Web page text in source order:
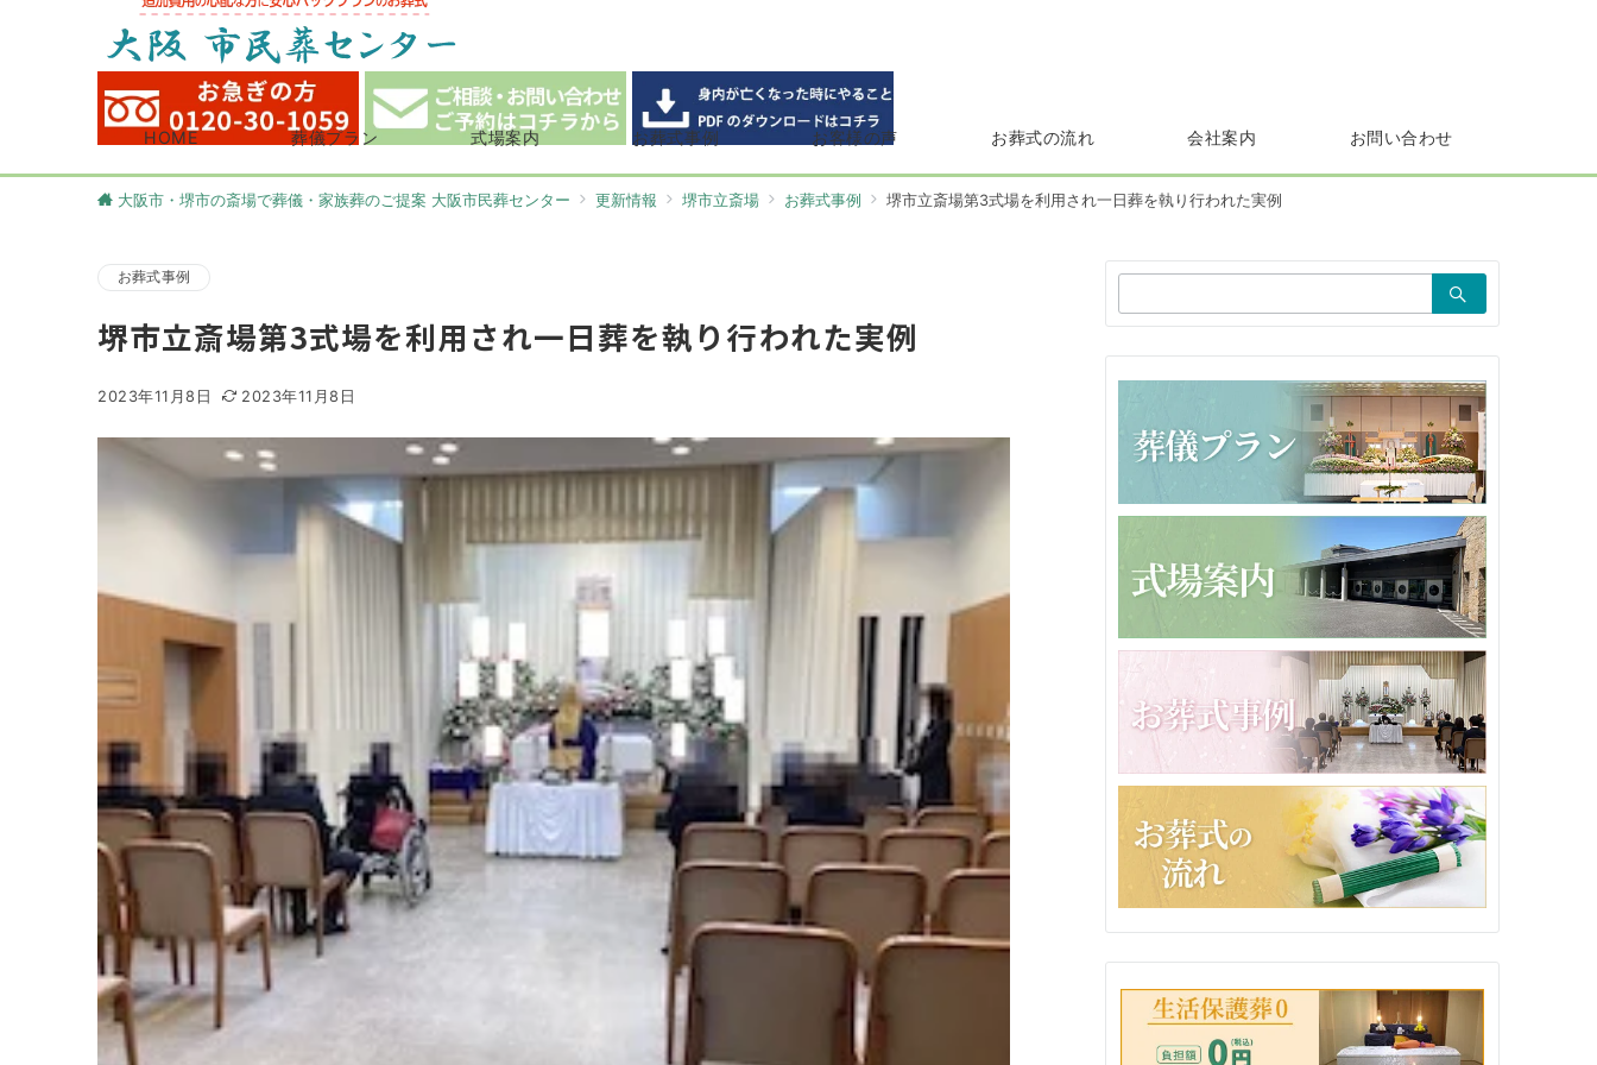
HOME 葬儀プラン 式場案内 お葬式事例 お客様の声 お葬式の流れ 会社案内 お問い合わせ
大阪市・堺市の斎場で葬儀・家族葬のご提案 大阪市民葬センター 更新情報 堺市立斎場 お葬式事例 堺市立斎場第3式場を利用され一日葬を執り行われた実例
お葬式事例
堺市立斎場第3式場を利用され一日葬を執り行われた実例
2023年11月8日 2023年11月8日
索：